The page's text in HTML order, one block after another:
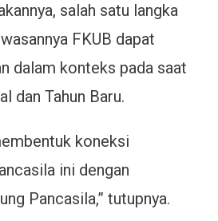
salah satu langka
FKUB dapat
dalam konteks pada saat
dan Tahun Baru.
koneksi
ini dengan
Pancasila,” tutupnya.